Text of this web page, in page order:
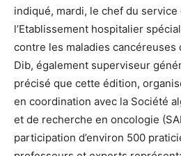
indiqué, mardi, le chef du service
l’Etablissement hospitalier
contre les maladies cancéreuses
Dib, également superviseur
précisé que cette édition,
en coordination avec la Société
et de recherche en oncologie
participation d’environ 500